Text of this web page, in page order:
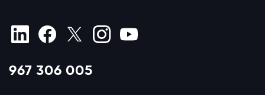
967 306 005